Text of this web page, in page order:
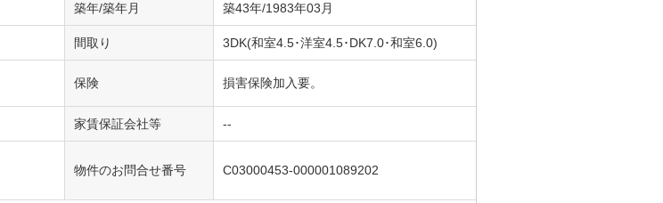
築年/築年月 築43年/1983年03月
間取り 3DK(和室4.5･洋室4.5･DK7.0･和室6.0)
保険 損害保険加入要。
家賃保証会社等 --
物件のお問合せ番号 C03000453-000001089202